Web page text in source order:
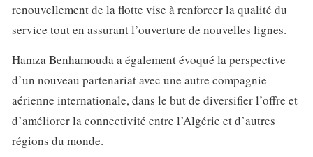
renouvellement de la flotte vise à renforcer la qualité du
service tout en assurant l’ouverture de nouvelles lignes.
Hamza Benhamouda a également évoqué la perspective
d’un nouveau partenariat avec une autre compagnie
aérienne internationale, dans le but de diversifier l’offre et
d’améliorer la connectivité entre l’Algérie et d’autres
régions du monde.